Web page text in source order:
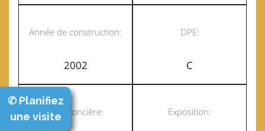
Année de construction:
2002
DPE:
C
Taxe foncière: Exposition:
✆ Planifiez
une visite